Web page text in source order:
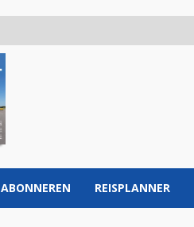
ABONNEREN REISPLANNER